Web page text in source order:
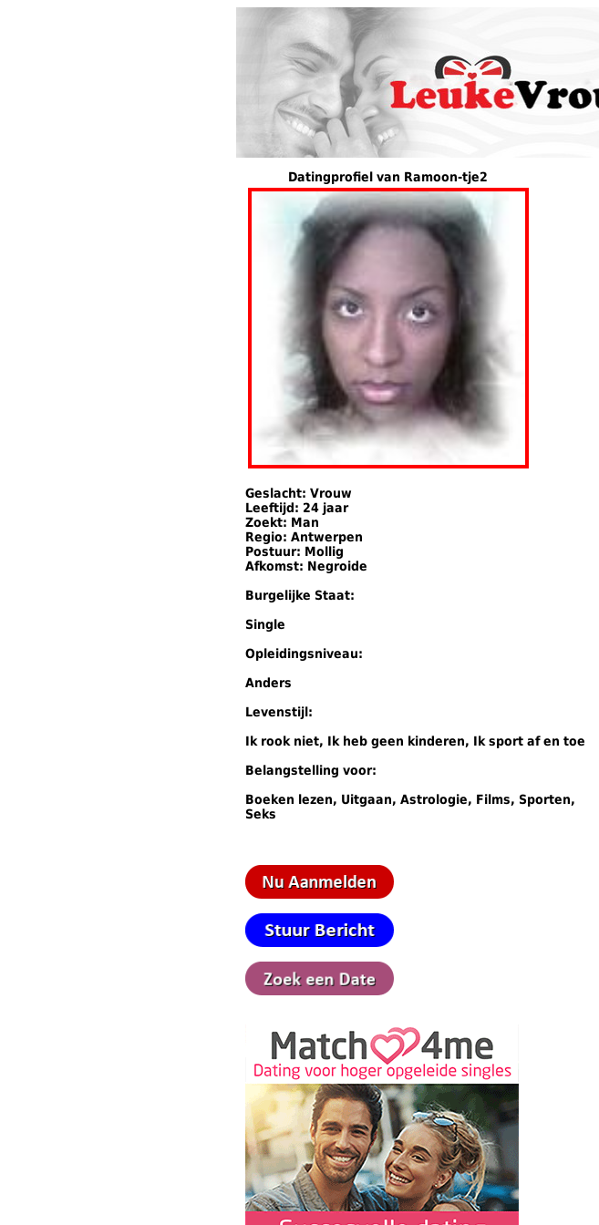
Datingprofiel van Ramoon-tje2
Geslacht: Vrouw
Leeftijd: 24 jaar
Zoekt: Man
Regio: Antwerpen
Postuur: Mollig
Afkomst: Negroide
Burgelijke Staat:
Single
Opleidingsniveau:
Anders
Levenstijl:
Ik rook niet, Ik heb geen kinderen, Ik sport af en toe
Belangstelling voor:
Boeken lezen, Uitgaan, Astrologie, Films, Sporten,
Seks